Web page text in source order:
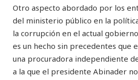
Otro aspecto abordado por los
del ministerio público en la
la corrupción en el actual
es un hecho sin precedentes que
una procuradora independiente
a la que el presidente Abinader